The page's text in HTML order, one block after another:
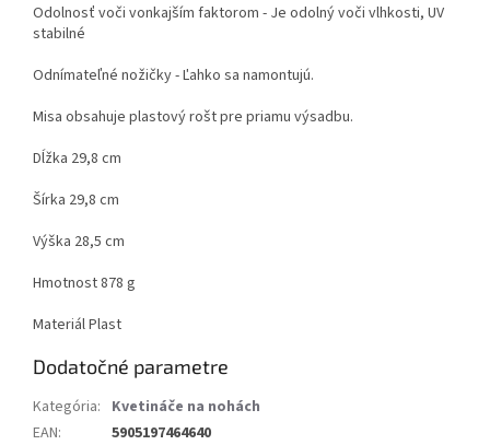
Odolnosť voči vonkajším faktorom - Je odolný voči vlhkosti, UV
stabilné
Odnímateľné nožičky - Ľahko sa namontujú.
Misa obsahuje plastový rošt pre priamu výsadbu.
Dĺžka 29,8 cm
Šírka 29,8 cm
Výška 28,5 cm
Hmotnost 878 g
Materiál Plast
Dodatočné parametre
Kategória: Kvetináče na nohách
EAN: 5905197464640